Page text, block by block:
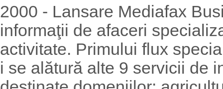
2000 - Lansare Mediafax
informaţii de afaceri
activitate. Primului flux
i se alătură alte 9 servicii de